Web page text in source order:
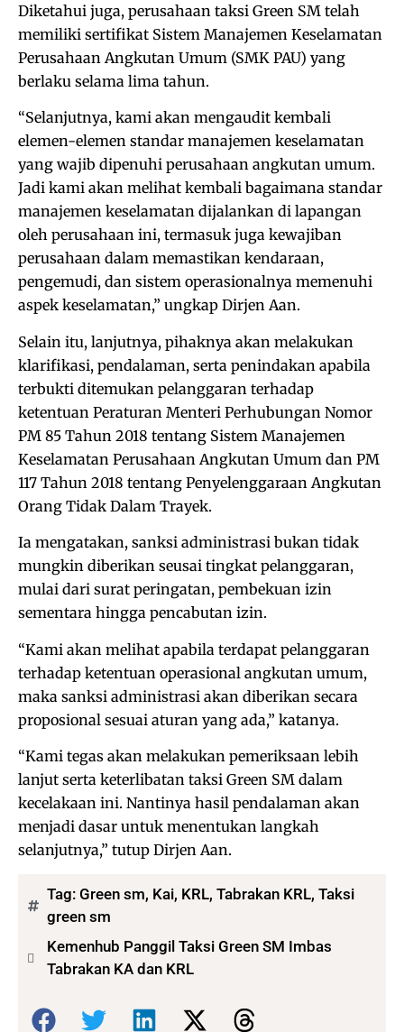
Diketahui juga, perusahaan taksi Green SM telah
memiliki sertifikat Sistem Manajemen Keselamatan
Perusahaan Angkutan Umum (SMK PAU) yang
berlaku selama lima tahun.
“Selanjutnya, kami akan mengaudit kembali
elemen-elemen standar manajemen keselamatan
yang wajib dipenuhi perusahaan angkutan umum.
Jadi kami akan melihat kembali bagaimana standar
manajemen keselamatan dijalankan di lapangan
oleh perusahaan ini, termasuk juga kewajiban
perusahaan dalam memastikan kendaraan,
pengemudi, dan sistem operasionalnya memenuhi
aspek keselamatan,” ungkap Dirjen Aan.
Selain itu, lanjutnya, pihaknya akan melakukan
klarifikasi, pendalaman, serta penindakan apabila
terbukti ditemukan pelanggaran terhadap
ketentuan Peraturan Menteri Perhubungan Nomor
PM 85 Tahun 2018 tentang Sistem Manajemen
Keselamatan Perusahaan Angkutan Umum dan PM
117 Tahun 2018 tentang Penyelenggaraan Angkutan
Orang Tidak Dalam Trayek.
Ia mengatakan, sanksi administrasi bukan tidak
mungkin diberikan seusai tingkat pelanggaran,
mulai dari surat peringatan, pembekuan izin
sementara hingga pencabutan izin.
“Kami akan melihat apabila terdapat pelanggaran
terhadap ketentuan operasional angkutan umum,
maka sanksi administrasi akan diberikan secara
proposional sesuai aturan yang ada,” katanya.
“Kami tegas akan melakukan pemeriksaan lebih
lanjut serta keterlibatan taksi Green SM dalam
kecelakaan ini. Nantinya hasil pendalaman akan
menjadi dasar untuk menentukan langkah
selanjutnya,” tutup Dirjen Aan.
Tag: Green sm, Kai, KRL, Tabrakan KRL, Taksi
green sm
Kemenhub Panggil Taksi Green SM Imbas
Tabrakan KA dan KRL
Bagikan: